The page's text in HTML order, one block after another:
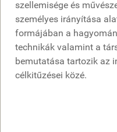
szellemisége és
személyes irányítása
formájában a
technikák valamint a
bemutatása tartozik az
célkitűzései közé.